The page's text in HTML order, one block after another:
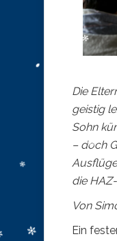
Die
geistig
Sohn
– doch
die
Von
Ein